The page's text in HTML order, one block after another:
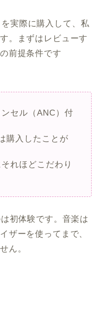
実際に購入して、私
。まずはレビューす
前提条件です
セル（ANC）付
購入したことが
れほどこだわり
初体験です。音楽は
ザーを使ってまで、
ん。